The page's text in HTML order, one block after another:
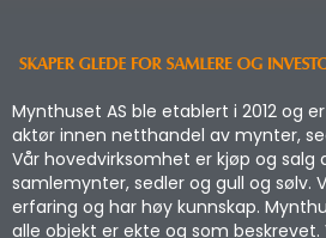
Mynthuset AS ble etablert i 2012 og
aktør innen netthandel av mynter,
Vår hovedvirksomhet er kjøp og
samlemynter, sedler og gull og sølv.
erfaring og har høy kunnskap.
alle objekt er ekte og som